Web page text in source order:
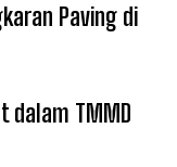
Paving di
dalam TMMD